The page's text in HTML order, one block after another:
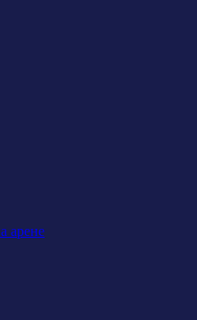
арене